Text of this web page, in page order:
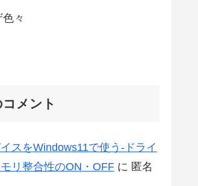
々
メント
スをWindows11で使う-ドライ
リ整合性のON・OFF に 匿名